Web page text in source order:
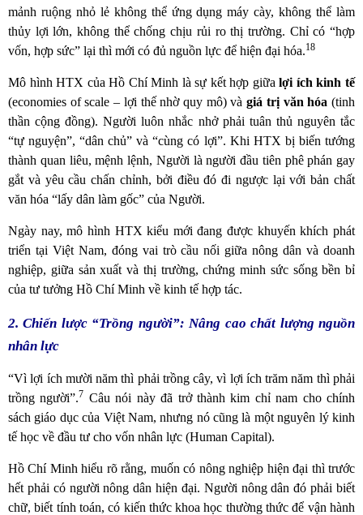
mảnh ruộng nhỏ lẻ không thể ứng dụng máy cày, không thể làm
thủy lợi lớn, không thể chống chịu rủi ro thị trường. Chỉ có “hợp
vốn, hợp sức” lại thì mới có đủ nguồn lực để hiện đại hóa.18
Mô hình HTX của Hồ Chí Minh là sự kết hợp giữalợi ích kinh tế
(economies of scale – lợi thế nhờ quy mô) vàgiá trị văn hóa (tinh
thần cộng đồng). Người luôn nhắc nhở phải tuân thủ nguyên tắc
“tự nguyện”, “dân chủ” và “cùng có lợi”. Khi HTX bị biến tướng
thành quan liêu, mệnh lệnh, Người là người đầu tiên phê phán gay
gắt và yêu cầu chấn chỉnh, bởi điều đó đi ngược lại với bản chất
văn hóa “lấy dân làm gốc” của Người.
Ngày nay, mô hình HTX kiểu mới đang được khuyến khích phát
triển tại Việt Nam, đóng vai trò cầu nối giữa nông dân và doanh
nghiệp, giữa sản xuất và thị trường, chứng minh sức sống bền bỉ
của tư tưởng Hồ Chí Minh về kinh tế hợp tác.
2. Chiến lược “Trồng người”: Nâng cao chất lượng nguồn
nhân lực
“Vì lợi ích mười năm thì phải trồng cây, vì lợi ích trăm năm thì phải
trồng người”.7 Câu nói này đã trở thành kim chỉ nam cho chính
sách giáo dục của Việt Nam, nhưng nó cũng là một nguyên lý kinh
tế học về đầu tư cho vốn nhân lực (Human Capital).
Hồ Chí Minh hiểu rõ rằng, muốn có nông nghiệp hiện đại thì trước
hết phải có người nông dân hiện đại. Người nông dân đó phải biết
chữ, biết tính toán, có kiến thức khoa học thường thức để vận hành